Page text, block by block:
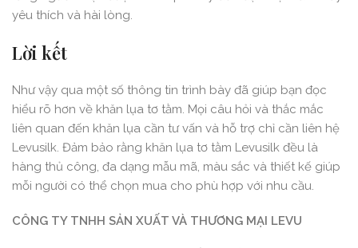
yêu thích và hài lòng.
Lời kết
Như vậy qua một số thông tin trình bày đã giúp bạn đọc
hiểu rõ hơn về khăn lụa tơ tằm. Mọi câu hỏi và thắc mắc
liên quan đến khăn lụa cần tư vấn và hỗ trợ chỉ cần liên hệ
Levusilk. Đảm bảo rằng khăn lụa tơ tằm Levusilk đều là
hàng thủ công, đa dạng mẫu mã, màu sắc và thiết kế giúp
mỗi người có thể chọn mua cho phù hợp với nhu cầu.
CÔNG TY TNHH SẢN XUẤT VÀ THƯƠNG MẠI LEVU